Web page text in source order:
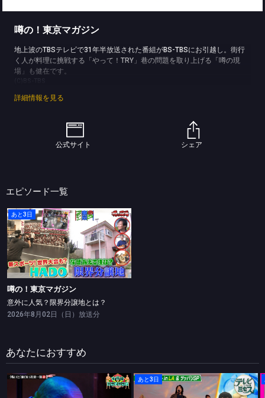
噂の！東京マガジン
地上波のTBSテレビで31年半放送された番組がBS-TBSにお引越し。街行
く人が料理に挑戦する「やって！TRY」巷の問題を取り上げる「噂の現
場」も健在です。
詳細情報を見る
公式サイト シェア
エピソード一覧
あと3日
噂の！東京マガジン
意外に人気？限界分譲地とは？
噂の！東京マガジン
意外に人気？限界分譲地とは？
2026年8月02日（日）放送分
あなたにおすすめ
あと3日